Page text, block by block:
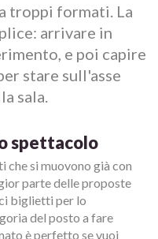
troppi formati. La
arrivare in
e poi capire
stare sull'asse
sala.
spettacolo
che si muovono già con
parte delle proposte
biglietti per lo
del posto a fare
è perfetto se vuoi